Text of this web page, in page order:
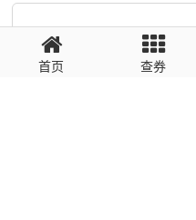
回复需填写必要信息
首页 查券